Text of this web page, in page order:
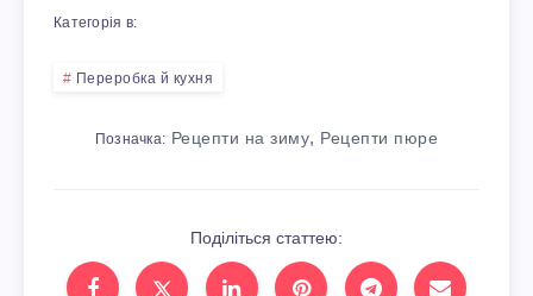
Категорія в:
Переробка й кухня
Позначка: Рецепти на зиму, Рецепти пюре
Поділіться статтею: